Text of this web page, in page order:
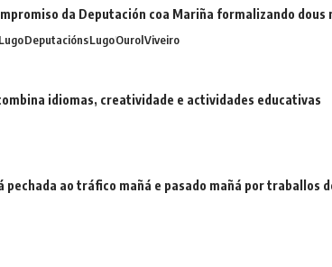
da Deputación coa Mariña formalizando
DeputaciónsLugoOurolViveiro
idiomas, creatividade e actividades educativas
pechada ao tráfico mañá e pasado mañá por traballos